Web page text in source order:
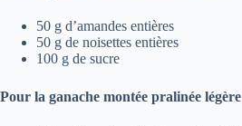
50 g d’amandes entières
50 g de noisettes entières
100 g de sucre
Pour la ganache montée pralinée légère